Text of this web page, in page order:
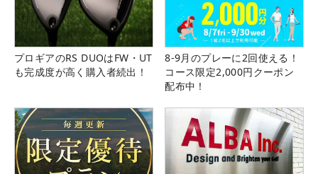
プロギアのRS DUOはFW・UT
も完成度が高く購入者続出！
8-9月のプレーに2回使える！
コース限定2,000円クーポン
配布中！